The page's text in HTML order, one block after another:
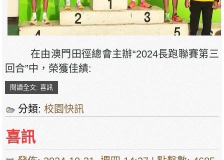
在由澳門田徑總會主辦“2024長跑聯賽第三
回合”中，榮獲佳績:
閱讀全文: 喜訊
分類:校園快訊
喜訊